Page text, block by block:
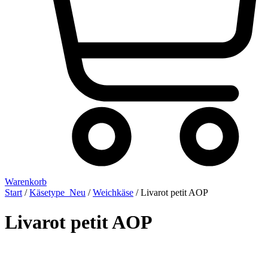
Warenkorb
Start /Käsetype_Neu /Weichkäse / Livarot petit AOP
Livarot petit AOP